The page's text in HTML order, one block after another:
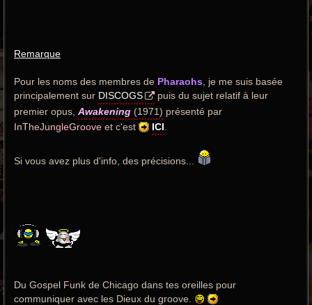
Remarque
Pour les noms des membres de Pharaohs , je me suis basée
principalement sur DISCOGS
puis du sujet relatif à leur
premier opus, Awakening (1971) présenté par
InTheJungleGroove et c'est ICI
Si vous avez plus d'info, des précisions...
Du Gospel Funk de Chicago dans tes oreilles pour
communiquer avec les Dieux du groove.